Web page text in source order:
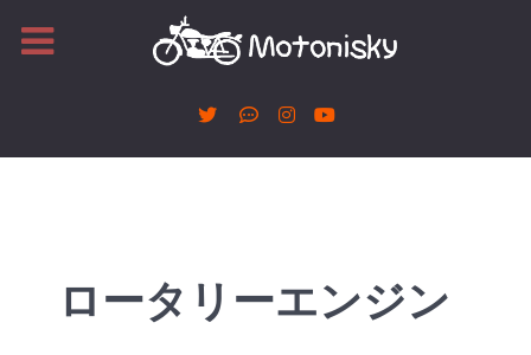
ロータリーエンジン